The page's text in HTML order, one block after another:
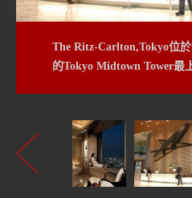
The Ritz-Carlton,Tokyo位
的Tokyo Midtown Tower最
位於45層樓高的大堂，提
下午2:30-晚上12:00還有現